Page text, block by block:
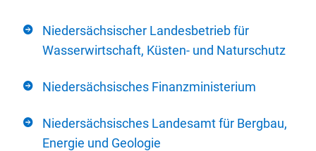
Niedersächsischer Landesbetrieb für
Wasserwirtschaft, Küsten- und Naturschutz
Niedersächsisches Finanzministerium
Niedersächsisches Landesamt für Bergbau,
Energie und Geologie